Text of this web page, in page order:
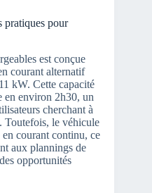
pratiques pour
est conçue
courant alternatif
kW. Cette capacité
en environ 2h30, un
cherchant à
Toutefois, le véhicule
en courant continu, ce
aux plannings de
opportunités